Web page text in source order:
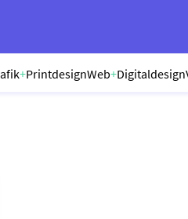
+PrintdesignWeb+Digitaldesign